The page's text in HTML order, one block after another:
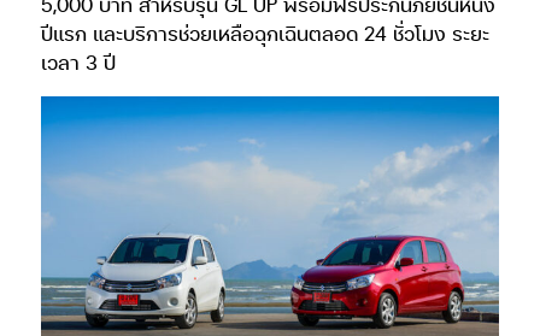
ปีแรก และบริการช่วยเหลือฉุกเฉินตลอด 24 ชั่วโมง ระยะ
เวลา 3 ปี